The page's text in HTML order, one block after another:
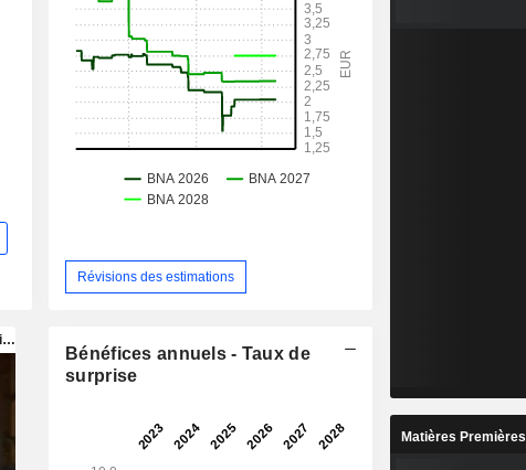
Révisions des estimations
Bénéfices annuels - Taux de
surprise
Matières Premières